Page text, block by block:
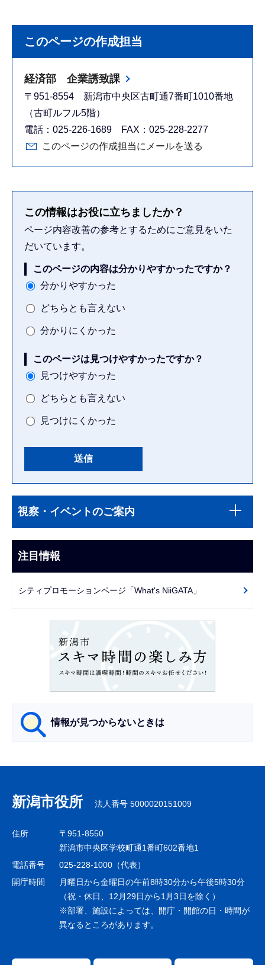
このページの作成担当
経済部 企業誘致課
〒951-8554 新潟市中央区古町通7番町1010番地
（古町ルフル5階）
電話：025-226-1689 FAX：025-228-2277
このページの作成担当にメールを送る
この情報はお役に立ちましたか？
ページ内容改善の参考とするためにご意見をいた
だいています。
このページの内容は分かりやすかったですか？
分かりやすかった
どちらとも言えない
分かりにくかった
このページは見つけやすかったですか？
見つけやすかった
どちらとも言えない
見つけにくかった
文
こ
ま
で
サ
ブ
ビ
ー
視察・イベントのご案内
注目情報
シティプロモーションページ「What's NiiGATA」
情報が見つからないときは
ナ
ビ
ゲ
シ
ョ
で
新潟市役所 法人番号 5000020151009
住所
〒951-8550
新潟市中央区学校町通1番町602番地1
電話番号
025-228-1000（代表）
開庁時間
月曜日から金曜日の午前8時30分から午後5時30分
（祝・休日、12月29日から1月3日を除く）
※部署、施設によっては、開庁・開館の日・時間が
異なるところがあります。